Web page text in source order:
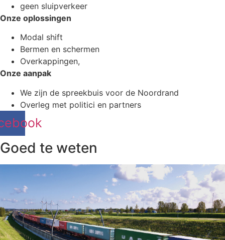
geen sluipverkeer
Onze oplossingen
Modal shift
Bermen en schermen
Overkappingen,
Onze aanpak
We zijn de spreekbuis voor de Noordrand
Overleg met politici en partners
Goed te weten